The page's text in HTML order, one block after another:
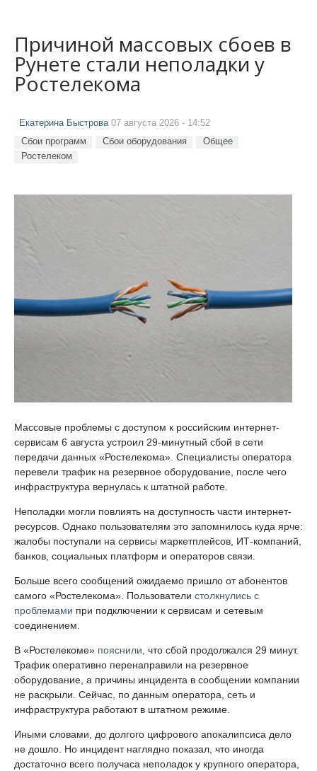
Причиной массовых сбоев в
Рунете стали неполадки у
Ростелекома
Екатерина Быстрова 07 августа 2026 - 14:52
Сбои программ Сбои оборудования
Общее
Ростелеком
Массовые проблемы с доступом к российским интернет-
сервисам 6 августа устроил 29-минутный сбой в сети
передачи данных «Ростелекома». Специалисты оператора
перевели трафик на резервное оборудование, после чего
инфраструктура вернулась к штатной работе.
Неполадки могли повлиять на доступность части интернет-
ресурсов. Однако пользователям это запомнилось куда ярче:
жалобы поступали на сервисы маркетплейсов, ИТ-компаний,
банков, социальных платформ и операторов связи.
Больше всего сообщений ожидаемо пришло от абонентов
самого «Ростелекома». Пользователи столкнулись с
проблемами при подключении к сервисам и сетевым
соединением.
В «Ростелекоме» пояснили, что сбой продолжался 29 минут.
Трафик оперативно перенаправили на резервное
оборудование, а причины инцидента в сообщении компании
не раскрыли. Сейчас, по данным оператора, сеть и
инфраструктура работают в штатном режиме.
Иными словами, до долгого цифрового апокалипсиса дело
не дошло. Но инцидент наглядно показал, что иногда
достаточно всего получаса неполадок у крупного оператора,